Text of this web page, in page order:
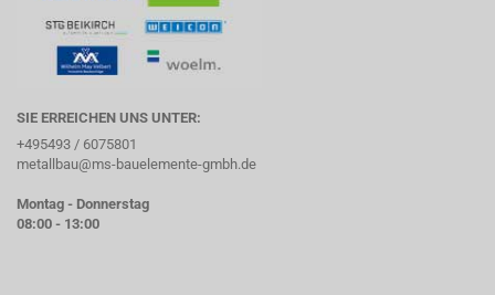
SIE ERREICHEN UNS UNTER:
+495493 / 6075801
metallbau@ms-bauelemente-gmbh.de
Montag - Donnerstag
08:00 - 13:00